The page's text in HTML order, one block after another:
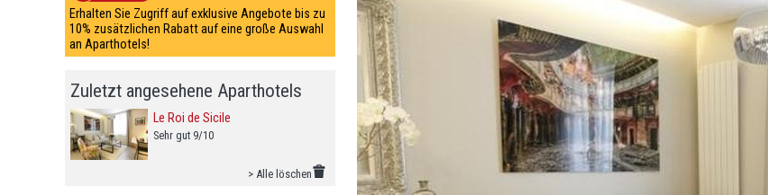
Erhalten Sie Zugriff auf exklusive Angebote bis zu
10% zusätzlichen Rabatt auf eine große Auswahl
an Aparthotels!
Zuletzt angesehene Aparthotels
Le Roi de Sicile
Sehr gut 9/10
> Alle löschen